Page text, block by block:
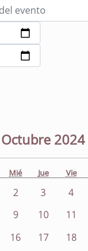
Octubre 2024
Mié Jue Vie
2 3 4
9 10 11
16 17 18